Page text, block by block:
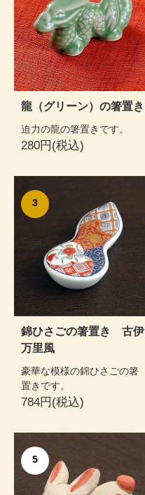
龍（グリーン）の箸置き
迫力の龍の箸置きです。
280円(税込)
3
錦ひさごの箸置き 古伊
万里風
豪華な模様の錦ひさごの箸
置きです。
784円(税込)
5